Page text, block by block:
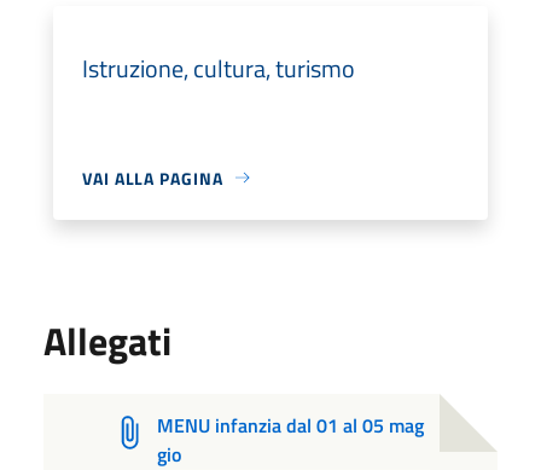
Istruzione, cultura, turismo
VAI ALLA PAGINA
Allegati
MENU infanzia dal 01 al 05 mag
gio